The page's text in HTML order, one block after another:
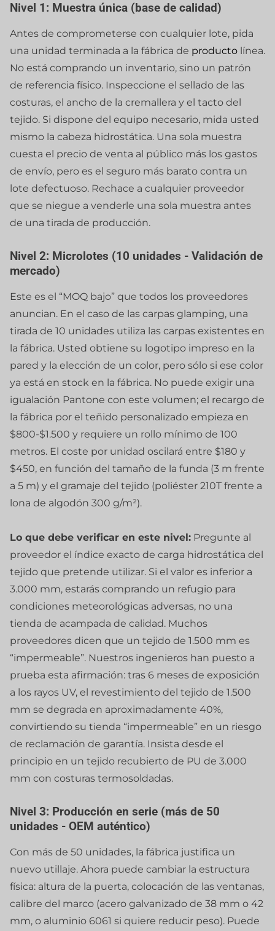
Nivel 1: Muestra única (base de calidad)
Antes de comprometerse con cualquier lote, pida
una unidad terminada a la fábrica de producto línea.
No está comprando un inventario, sino un patrón
de referencia físico. Inspeccione el sellado de las
costuras, el ancho de la cremallera y el tacto del
tejido. Si dispone del equipo necesario, mida usted
mismo la cabeza hidrostática. Una sola muestra
cuesta el precio de venta al público más los gastos
de envío, pero es el seguro más barato contra un
lote defectuoso. Rechace a cualquier proveedor
que se niegue a venderle una sola muestra antes
de una tirada de producción.
Nivel 2: Microlotes (10 unidades - Validación de
mercado)
Este es el “MOQ bajo” que todos los proveedores
anuncian. En el caso de las carpas glamping, una
tirada de 10 unidades utiliza las carpas existentes en
la fábrica. Usted obtiene su logotipo impreso en la
pared y la elección de un color, pero sólo si ese color
ya está en stock en la fábrica. No puede exigir una
igualación Pantone con este volumen; el recargo de
la fábrica por el teñido personalizado empieza en
$800-$1.500 y requiere un rollo mínimo de 100
metros. El coste por unidad oscilará entre $180 y
$450, en función del tamaño de la funda (3 m frente
a 5 m) y el gramaje del tejido (poliéster 210T frente a
lona de algodón 300 g/m²).
Lo que debe verificar en este nivel: Pregunte al
proveedor el índice exacto de carga hidrostática del
tejido que pretende utilizar. Si el valor es inferior a
3.000 mm, estarás comprando un refugio para
condiciones meteorológicas adversas, no una
tienda de acampada de calidad. Muchos
proveedores dicen que un tejido de 1.500 mm es
“impermeable”. Nuestros ingenieros han puesto a
prueba esta afirmación: tras 6 meses de exposición
a los rayos UV, el revestimiento del tejido de 1.500
mm se degrada en aproximadamente 40%,
convirtiendo su tienda “impermeable” en un riesgo
de reclamación de garantía. Insista desde el
principio en un tejido recubierto de PU de 3.000
mm con costuras termosoldadas.
Nivel 3: Producción en serie (más de 50
unidades - OEM auténtico)
Con más de 50 unidades, la fábrica justifica un
nuevo utillaje. Ahora puede cambiar la estructura
física: altura de la puerta, colocación de las ventanas,
calibre del marco (acero galvanizado de 38 mm o 42
mm, o aluminio 6061 si quiere reducir peso). Puede